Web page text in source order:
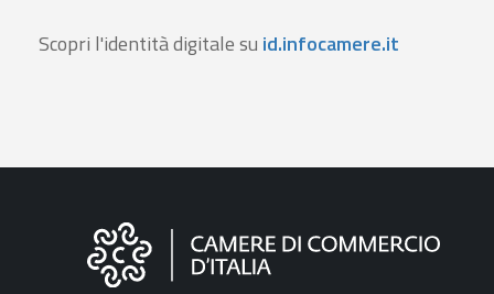
Scopri l'identità digitale su id.infocamere.it
Informazioni